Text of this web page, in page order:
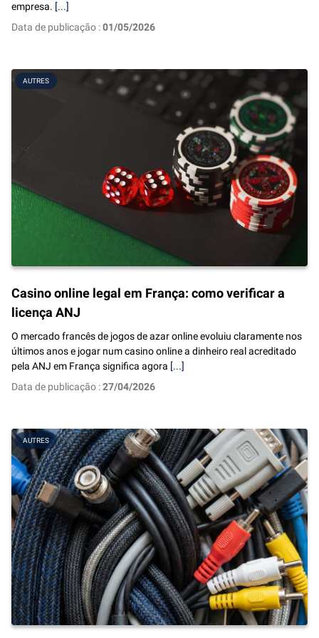
empresa. [...]
Data de publicação :01/05/2026
AUTRES
Casino online legal em França: como verificar a
licença ANJ
O mercado francês de jogos de azar online evoluiu claramente nos
últimos anos e jogar num casino online a dinheiro real acreditado
pela ANJ em França significa agora [...]
Data de publicação :27/04/2026
AUTRES